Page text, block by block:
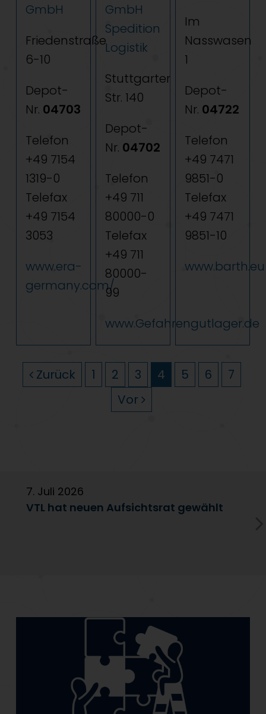
GmbH
Friedenstraße
6-10
Depot-
Nr. 04703
Telefon
+49 7154
1319-0
Telefax
+49 7154
3053
www.era-
germany.com/
GmbH
Spedition
Logistik
Stuttgarter
Str. 140
Depot-
Nr. 04702
Telefon
+49 711
80000-0
Telefax
+49 711
80000-
99
www.Gefahrengutlager.de
Im
Nasswasen
1
Depot-
Nr. 04722
Telefon
+49 7471
9851-0
Telefax
+49 7471
9851-10
www.barth.eu
Zurück 1 2 3 4 5 6
7
Vor
7. Juli 2026
VTL hat neuen Aufsichtsrat gewählt